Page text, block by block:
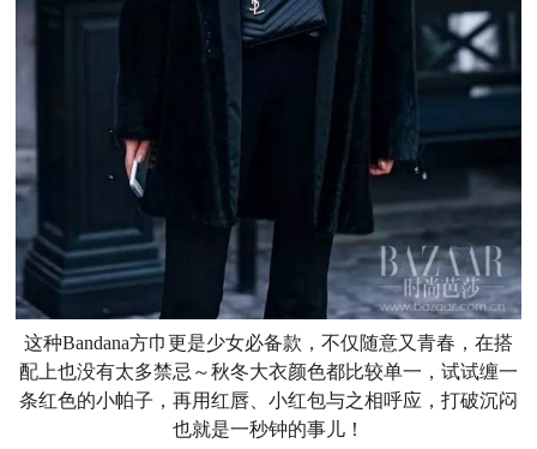
这种Bandana方巾更是少女必备款，不仅随意又青春，在搭
配上也没有太多禁忌～秋冬大衣颜色都比较单一，试试缠一
条红色的小帕子，再用红唇、小红包与之相呼应，打破沉闷
也就是一秒钟的事儿！